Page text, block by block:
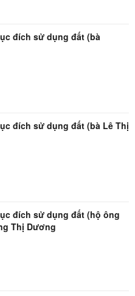
đích sử dụng đất (bà
đích sử dụng đất (bà Lê Thị
đích sử dụng đất (hộ ông
Thị Dương